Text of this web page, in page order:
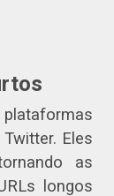
Eles
as
longos